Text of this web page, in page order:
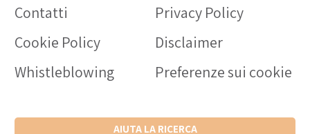
Contatti
Privacy Policy
Cookie Policy
Disclaimer
Whistleblowing
Preferenze sui cookie
AIUTA LA RICERCA